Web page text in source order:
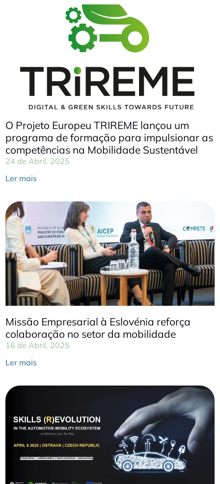
O Projeto Europeu TRIREME lançou um
programa de formação para impulsionar as
competências na Mobilidade Sustentável
24 de Abril, 2025
Ler mais
Missão Empresarial à Eslovénia reforça
colaboração no setor da mobilidade
16 de Abril, 2025
Ler mais